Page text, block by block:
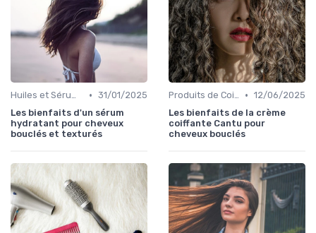
Huiles et Sérums • 31/01/2025
Les bienfaits d'un sérum
hydratant pour cheveux
bouclés et texturés
Produits de Coiffage • 12/06/2025
Les bienfaits de la crème
coiffante Cantu pour
cheveux bouclés